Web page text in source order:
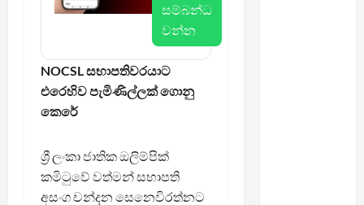
සම්බන්ධ
වන්න
NOCSL සභාපතිවරයාට
එරෙහිව පැමිණිල්ලක් ගොනු
කෙරේ
ශ්‍රී ලංකා ජාතික ඔලිම්පික්
කමිටුවේ වත්මන් සභාපති
අසංග චන්දන සෙනෙවිරත්නට